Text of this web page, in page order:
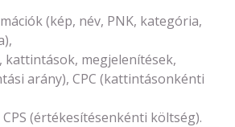
(kép, név, PNK, kategória,
kattintások, megjelenítések,
arány), CPC (kattintásonkénti
(értékesítésenkénti költség).